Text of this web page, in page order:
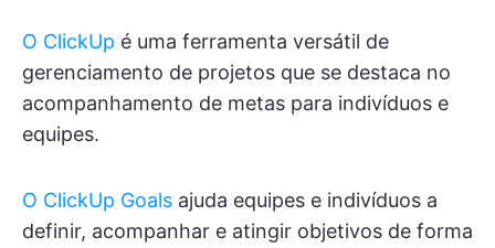
O ClickUp é uma ferramenta versátil de
gerenciamento de projetos que se destaca no
acompanhamento de metas para indivíduos e
equipes.
O ClickUp Goals ajuda equipes e indivíduos a
definir, acompanhar e atingir objetivos de forma